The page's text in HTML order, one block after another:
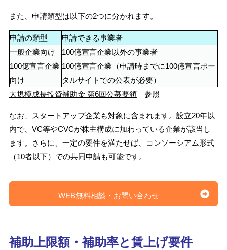
また、申請類型は以下の2つに分かれます。
申請の類型
申請できる事業者
一般企業向け
100億宣言企業以外の事業者
100億宣言企業
向け
100億宣言企業（申請時までに100億宣言ポー
タルサイトでの公表が必要）
大規模成長投資補助金 第6回公募要領参照
なお、スタートアップ企業も対象に含まれます。設立20年以
内で、VC等やCVCが株主構成に加わっている企業が該当し
ます。さらに、一定の要件を満たせば、コンソーシアム形式
（10者以下）での共同申請も可能です。
WEB無料相談・お問い合わせ
補助上限額・補助率と賃上げ要件